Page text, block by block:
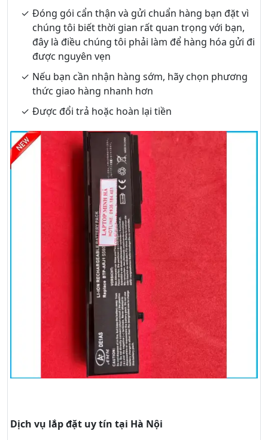
Đóng gói cẩn thận và gửi chuẩn hàng bạn đặt vì
chúng tôi biết thời gian rất quan trọng với bạn,
đây là điều chúng tôi phải làm để hàng hóa gửi đi
được nguyên vẹn
Nếu bạn cần nhận hàng sớm, hãy chọn phương
thức giao hàng nhanh hơn
Được đổi trả hoặc hoàn lại tiền
Dịch vụ lắp đặt uy tín tại Hà Nội